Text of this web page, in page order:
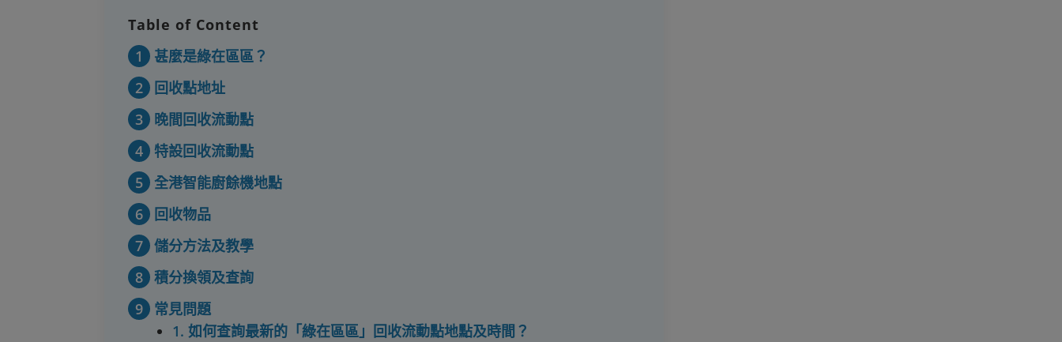
Table of Content
1
甚麼是綠在區區？
2
回收點地址
3
晚間回收流動點
4 特設回收流動點
5 全港智能廚餘機地點
6
回收物品
7 儲分方法及教學
8 積分換領及查詢
9
常見問題
1. 如何查詢最新的「綠在區區」回收流動點地點及時間？